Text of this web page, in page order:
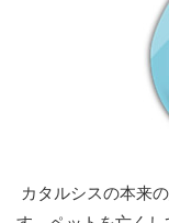
カタルシスの本来